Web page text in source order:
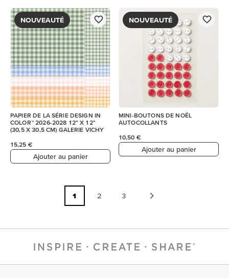
NOUVEAUTÉ
PAPIER DE LA SÉRIE DESIGN IN
COLOR™ 2026-2028 12" X 12"
(30,5 X 30,5 CM) GALERIE VICHY
15,25 €
Ajouter au panier
NOUVEAUTÉ
MINI-BOUTONS DE NOËL
AUTOCOLLANTS
10,50 €
Ajouter au panier
1 2 3